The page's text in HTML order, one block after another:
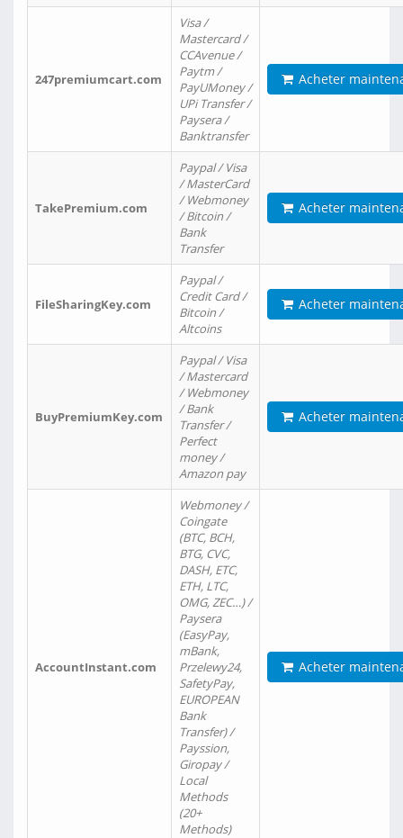
247premiumcart.com
Visa /
Mastercard /
CCAvenue /
Paytm /
PayUMoney /
UPi Transfer /
Paysera /
Banktransfer
Acheter
TakePremium.com
Paypal / Visa
/ MasterCard
/ Webmoney
/ Bitcoin /
Bank
Transfer
Acheter
FileSharingKey.com
Paypal /
Credit Card /
Bitcoin /
Altcoins
Acheter
BuyPremiumKey.com
Paypal / Visa
/ Mastercard
/ Webmoney
/ Bank
Transfer /
Perfect
money /
Amazon pay
Acheter
AccountInstant.com
Webmoney /
Coingate
(BTC, BCH,
BTG, CVC,
DASH, ETC,
ETH, LTC,
OMG, ZEC…) /
Paysera
(EasyPay,
mBank,
Przelewy24,
SafetyPay,
EUROPEAN
Bank
Transfer) /
Payssion,
Giropay /
Local
Methods
(20+
Methods)
Acheter